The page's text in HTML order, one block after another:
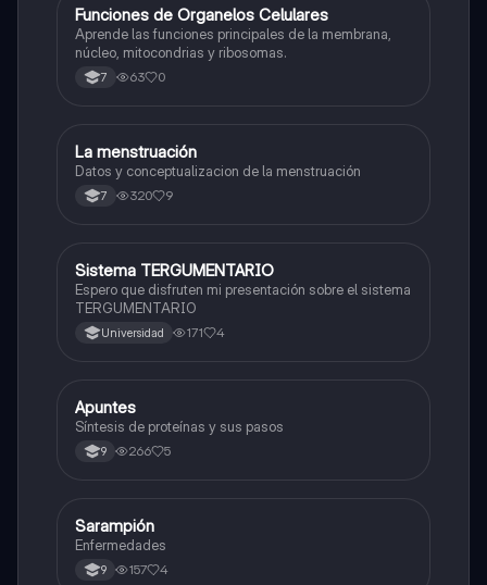
FBiologia
Funciones de Organelos Celulares
Aprende las funciones principales de la membrana,
núcleo, mitocondrias y ribosomas.
7 63 0
Biologia
La menstruación
Datos y conceptualizacion de la menstruación
7 320 9
Biologia
Sistema TERGUMENTARIO
Espero que disfruten mi presentación sobre el sistema
TERGUMENTARIO
Universidad 171 4
Biologia
Apuntes
Síntesis de proteínas y sus pasos
9 266 5
Biologia
Sarampión
Enfermedades
9 157 4